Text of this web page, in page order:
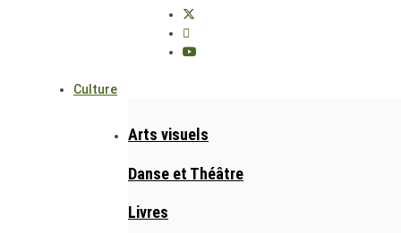
Culture
Arts visuels
Danse et Théâtre
Livres